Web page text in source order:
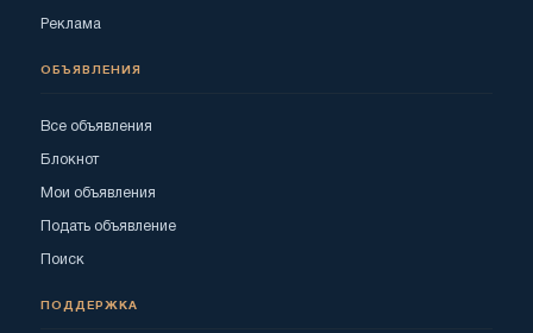
Реклама
ОБЪЯВЛЕНИЯ
Все объявления
Блокнот
Мои объявления
Подать объявление
Поиск
ПОДДЕРЖКА